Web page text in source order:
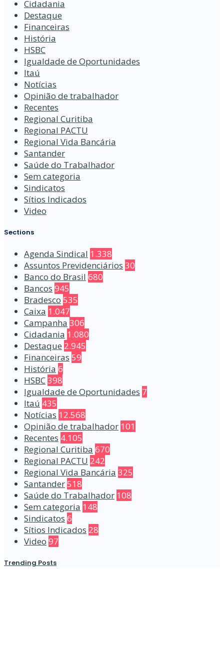
Cidadania
Destaque
Financeiras
História
HSBC
Igualdade de Oportunidades
Itaú
Notícias
Opinião de trabalhador
Recentes
Regional Curitiba
Regional PACTU
Regional Vida Bancária
Santander
Saúde do Trabalhador
Sem categoria
Sindicatos
Sítios Indicados
Video
Sections
Agenda Sindical 1.338
Assuntos Previdenciários 30
Banco do Brasil 680
Bancos 945
Bradesco 535
Caixa 1.047
Campanha 306
Cidadania 1.080
Destaque 2.945
Financeiras 59
História 6
HSBC398
Igualdade de Oportunidades 7
Itaú 435
Notícias 12.568
Opinião de trabalhador 101
Recentes 4.105
Regional Curitiba 670
Regional PACTU 242
Regional Vida Bancária 325
Santander518
Saúde do Trabalhador 108
Sem categoria 148
Sindicatos 6
Sítios Indicados 28
Video 97
Trending Posts